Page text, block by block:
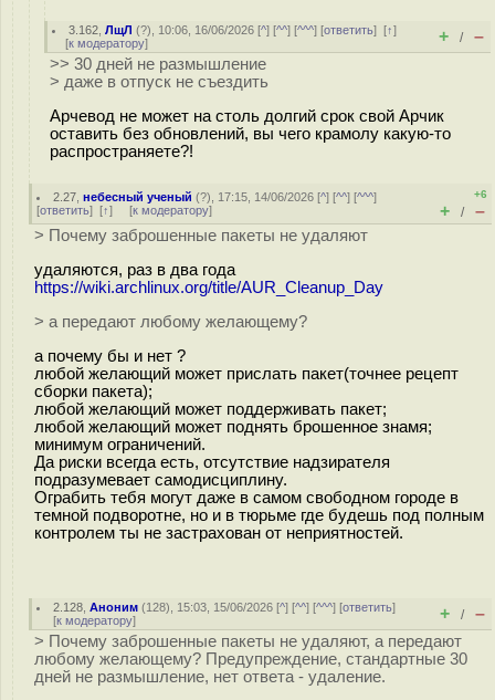
3.162 ,ЛщЛ (?), 10:06, 16/06/2026 [^] [^^] [^^^] [ответить][↑]
[к модератору] + / –
>> 30 дней не размышление
> даже в отпуск не съездить
Арчевод не может на столь долгий срок свой Арчик
оставить без обновлений, вы чего крамолу какую-то
распространяете?!
2.27 ,небесный ученый (?), 17:15, 14/06/2026 [^] [^^] [^^^]
[ответить] [↑] [к модератору]
+6
+ / –
> Почему заброшенные пакеты не удаляют
удаляются, раз в два года
https://wiki.archlinux.org/title/AUR_Cleanup_Day
> а передают любому желающему?
а почему бы и нет ?
любой желающий может прислать пакет(точнее рецепт
сборки пакета);
любой желающий может поддерживать пакет;
любой желающий может поднять брошенное знамя;
минимум ограничений.
Да риски всегда есть, отсутствие надзирателя
подразумевает самодисциплину.
Ограбить тебя могут даже в самом свободном городе в
темной подворотне, но и в тюрьме где будешь под полным
контролем ты не застрахован от неприятностей.
2.128 ,Аноним (128), 15:03, 15/06/2026 [^] [^^] [^^^] [ответить]
[к модератору] + / –
> Почему заброшенные пакеты не удаляют, а передают
любому желающему? Предупреждение, стандартные 30
дней не размышление, нет ответа - удаление.